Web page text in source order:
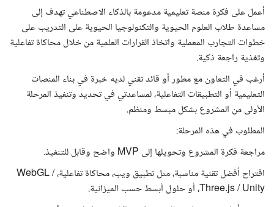
أعمل على فكرة منصة تعليمية مدعومة بالذكاء الاصطناعي تهدف إلى
مساعدة طلاب العلوم الحيوية والتكنولوجيا الحيوية على التدريب على
خطوات التجارب المعملية واتخاذ القرارات العلمية من خلال محاكاة تفاعلية
وتغذية راجعة ذكية.
أرغب في التعاون مع مطور أو قائد تقني لديه خبرة في بناء المنصات
التعليمية أو التطبيقات التفاعلية، لمساعدتي في تحديد وتنفيذ المرحلة
الأولى من المشروع بشكل مبسط ومنظم.
المطلوب في هذه المرحلة:
مراجعة فكرة المشروع وتحويلها إلى MVP واضح وقابل للتنفيذ.
اقتراح أفضل تقنية مناسبة، مثل تطبيق ويب، محاكاة تفاعلية، WebGL /
Three.js / Unity، أو حلول أبسط حسب الميزانية.